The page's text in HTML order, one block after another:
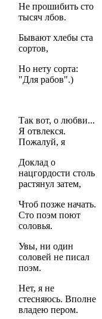
Не прошибить сто
тысяч лбов.
Бывают хлебы ста
сортов,
Но нету сорта:
"Для рабов".)
Так вот, о любви...
Я отвлекся.
Пожалуй, я
Доклад о
нацгордости столь
растянул затем,
Чтоб позже начать.
Сто поэм поют
соловья.
Увы, ни один
соловей не писал
поэм.
Нет, я не
стесняюсь. Вполне
владею пером.